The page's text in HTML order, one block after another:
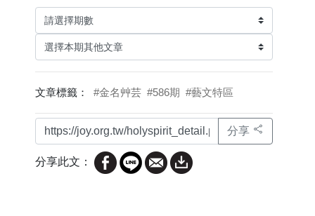
文章標籤： #金名艸芸 #586期 #藝文特區
分享
分享此文：